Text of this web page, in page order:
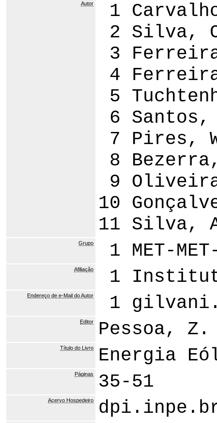
Autor
1
2 Silva,
3
4
5
6 Santos,
7 Pires,
8
9
10
11 Silva,
Grupo 1 MET-
Afiliação 1
Endereço de e-Mail do Autor 1
Editor Pessoa,
Título do Livro Energia
Páginas 35-51
Acervo Hospedeiro